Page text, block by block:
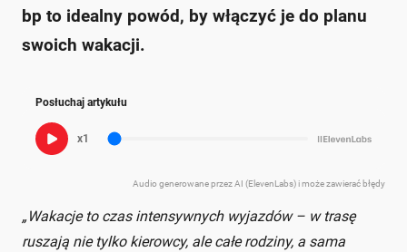
bp to idealny powód, by włączyć je do planu
swoich wakacji.
Posłuchaj artykułu
x1
Audio generowane przez AI (ElevenLabs) i może zawierać błędy
„Wakacje to czas intensywnych wyjazdów – w trasę
ruszają nie tylko kierowcy, ale całe rodziny, a sama